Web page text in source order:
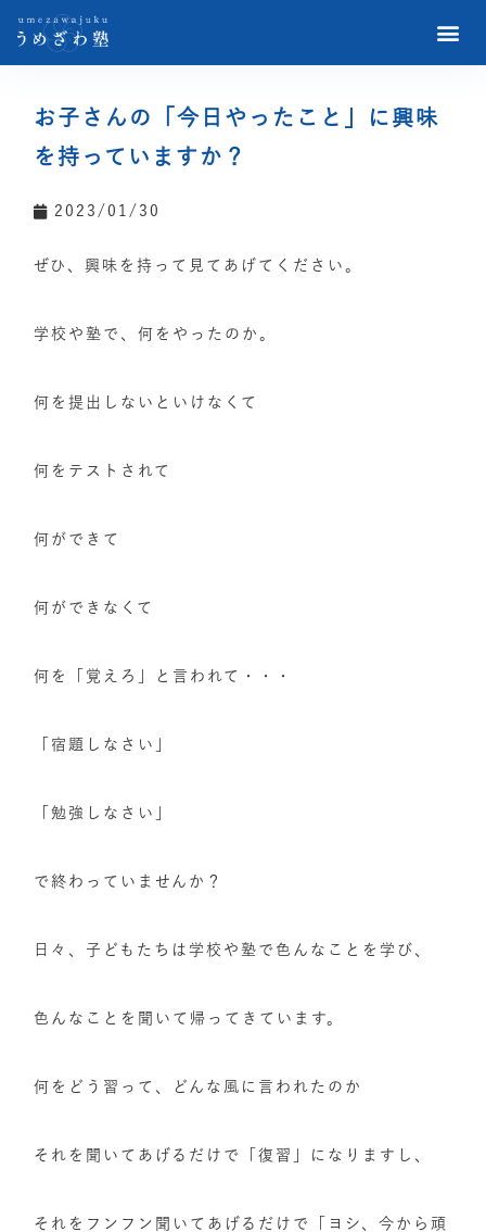
お子さんの「今日やったこと」に興味
を持っていますか？
2023/01/30
ぜひ、興味を持って見てあげてください。
学校や塾で、何をやったのか。
何を提出しないといけなくて
何をテストされて
何ができて
何ができなくて
何を「覚えろ」と言われて・・・
​「宿題しなさい」
「勉強しなさい」
で終わっていませんか？
日々、子どもたちは学校や塾で色んなことを学び、
色んなことを聞いて帰ってきています。
何をどう習って、どんな風に言われたのか
それを聞いてあげるだけで「復習」になりますし、
それをフンフン聞いてあげるだけで「ヨシ、今から頑